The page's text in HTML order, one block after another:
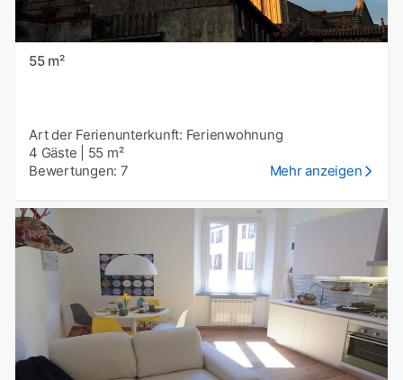
55 m²
Art der Ferienunterkunft: Ferienwohnung
4 Gäste
55 m²
Bewertungen: 7
Mehr anzeigen